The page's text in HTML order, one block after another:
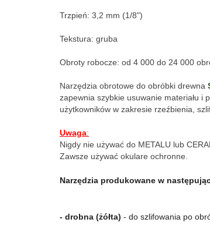
Trzpień: 3,2 mm (1/8")
Tekstura: gruba
Obroty robocze: od 4 000 do 24 000
Narzędzia obrotowe do obróbki drewna
zapewnia szybkie usuwanie materiału i
użytkowników w zakresie rzeźbienia,
Uwaga:
Nigdy nie używać do METALU lub
Zawsze używać okulare ochronne.
Narzędzia produkowane w
- drobna (żółta) - do szlifowania po